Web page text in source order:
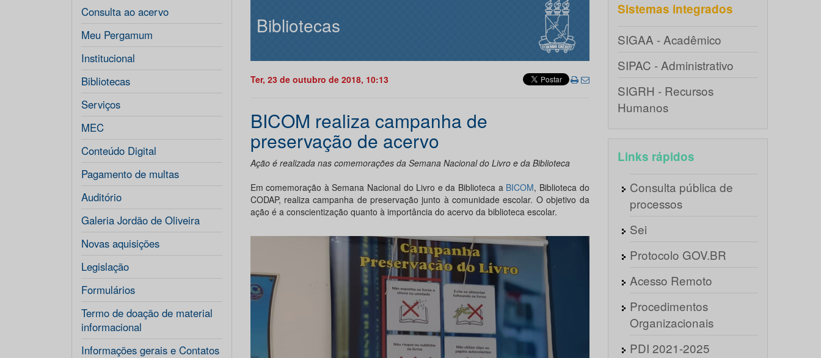
Consulta ao acervo
Meu Pergamum
Institucional
Bibliotecas
Serviços
MEC
Conteúdo Digital
Pagamento de multas
Auditório
Galeria Jordão de Oliveira
Novas aquisições
Legislação
Formulários
Termo de doação de material
informacional
Informações gerais e Contatos
Bibliotecas
Ter, 23 de outubro de 2018, 10:13
BICOM realiza campanha de
preservação de acervo
Ação é realizada nas comemorações da Semana Nacional do Livro e da Biblioteca
Em comemoração à Semana Nacional do Livro e da Biblioteca a BICOM, Biblioteca do
CODAP, realiza campanha de preservação junto à comunidade escolar. O objetivo da
ação é a conscientização quanto à importância do acervo da biblioteca escolar.
Sistemas integrados
SIGAA - Acadêmico
SIPAC - Administrativo
SIGRH - Recursos
Humanos
Links rápidos
Consulta pública de
processos
Sei
Protocolo GOV.BR
Acesso Remoto
Procedimentos
Organizacionais
PDI 2021-2025